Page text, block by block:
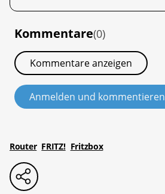
Kommentare(0)
Kommentare anzeigen
Anmelden und kommentieren
Router FRITZ! Fritzbox